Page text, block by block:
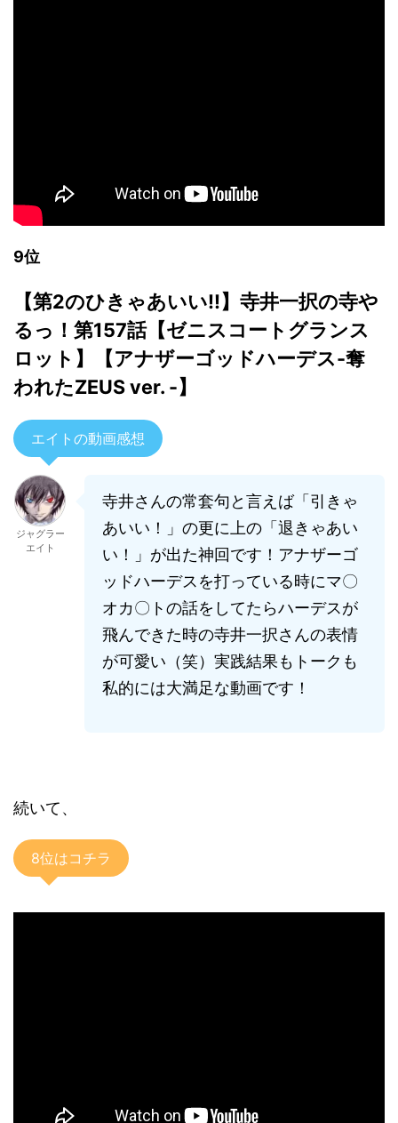
9位
【第2のひきゃあいい!!】寺井一択の寺や
るっ！第157話【ゼニスコートグランス
ロット】【アナザーゴッドハーデス-奪
われたZEUS ver. -】
エイトの動画感想
ジャグラー
エイト
寺井さんの常套句と言えば「引きゃ
あいい！」の更に上の「退きゃあい
い！」が出た神回です！ アナザーゴ
ッドハーデスを打っている時にマ〇
オカ〇トの話をしてたらハーデスが
飛んできた時の寺井一択さんの表情
が可愛い（笑）実践結果もトークも
私的には大満足な動画です！
続いて、
8位はコチラ